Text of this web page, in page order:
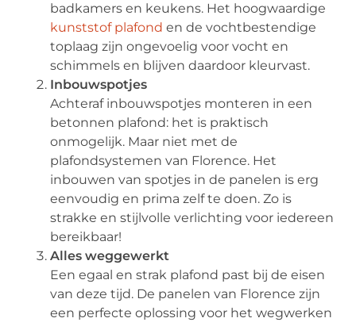
badkamers en keukens. Het hoogwaardige
kunststof plafond en de vochtbestendige
toplaag zijn ongevoelig voor vocht en
schimmels en blijven daardoor kleurvast.
Inbouwspotjes
Achteraf inbouwspotjes monteren in een
betonnen plafond: het is praktisch
onmogelijk. Maar niet met de
plafondsystemen van Florence. Het
inbouwen van spotjes in de panelen is erg
eenvoudig en prima zelf te doen. Zo is
strakke en stijlvolle verlichting voor iedereen
bereikbaar!
Alles weggewerkt
Een egaal en strak plafond past bij de eisen
van deze tijd. De panelen van Florence zijn
een perfecte oplossing voor het wegwerken